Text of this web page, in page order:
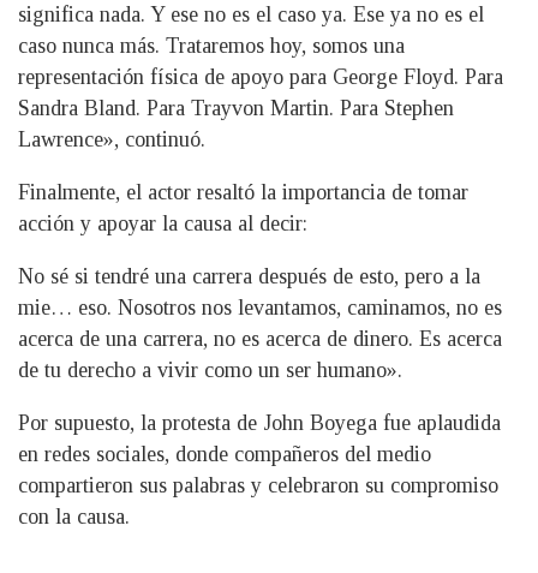
significa nada. Y ese no es el caso ya. Ese ya no es el
caso nunca más. Trataremos hoy, somos una
representación física de apoyo para George Floyd. Para
Sandra Bland. Para Trayvon Martin. Para Stephen
Lawrence», continuó.
Finalmente, el actor resaltó la importancia de tomar
acción y apoyar la causa al decir:
No sé si tendré una carrera después de esto, pero a la
mie… eso. Nosotros nos levantamos, caminamos, no es
acerca de una carrera, no es acerca de dinero. Es acerca
de tu derecho a vivir como un ser humano».
Por supuesto, la protesta de John Boyega fue aplaudida
en redes sociales, donde compañeros del medio
compartieron sus palabras y celebraron su compromiso
con la causa.